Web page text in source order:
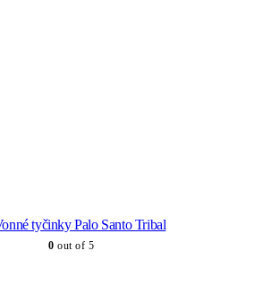
tyčinky Palo Santo Tribal
0 out of 5